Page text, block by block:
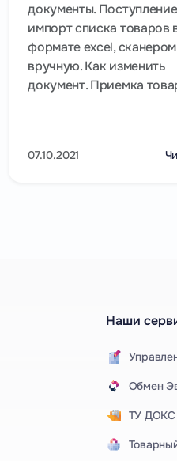
документы.
импорт списка товаров
формате excel,
вручную. Как изменить
документ. Приемка
07.10.2021
Наши
Обмен
ТУ ДОКС